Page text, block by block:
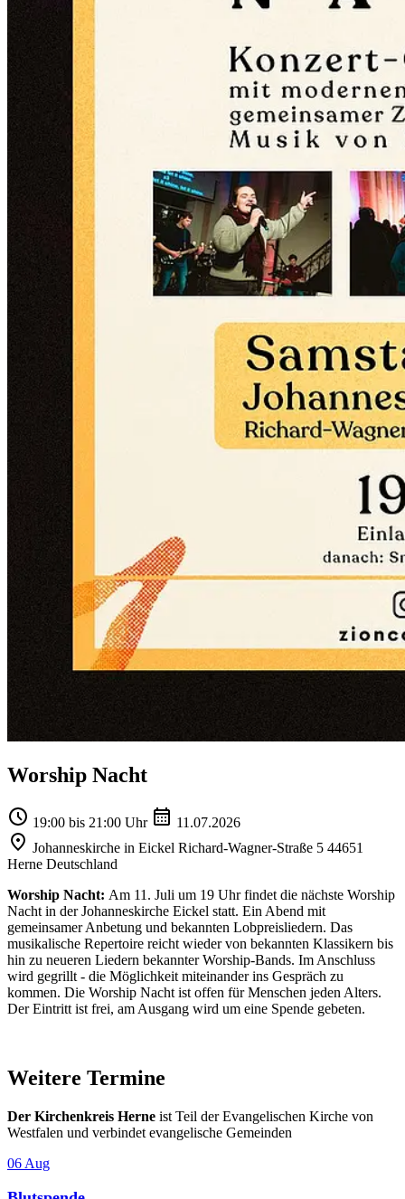
Worship Nacht
19:00 bis 21:00 Uhr
11.07.2026
Johanneskirche in Eickel Richard-Wagner-Straße 5 44651
Herne Deutschland
Worship Nacht: Am 11. Juli um 19 Uhr findet die nächste Worship
Nacht in der Johanneskirche Eickel statt. Ein Abend mit
gemeinsamer Anbetung und bekannten Lobpreisliedern. Das
musikalische Repertoire reicht wieder von bekannten Klassikern bis
hin zu neueren Liedern bekannter Worship-Bands. Im Anschluss
wird gegrillt - die Möglichkeit miteinander ins Gespräch zu
kommen. Die Worship Nacht ist offen für Menschen jeden Alters.
Der Eintritt ist frei, am Ausgang wird um eine Spende gebeten.
Weitere Termine
Der Kirchenkreis Herne ist Teil der Evangelischen Kirche von
Westfalen und verbindet evangelische Gemeinden
06 Aug